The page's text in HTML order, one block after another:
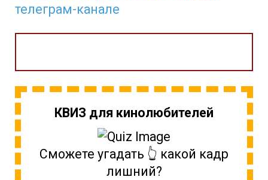
телеграм-канале
КВИЗ для кинолюбителей
Сможете угадать 👆 какой кадр
лишний?